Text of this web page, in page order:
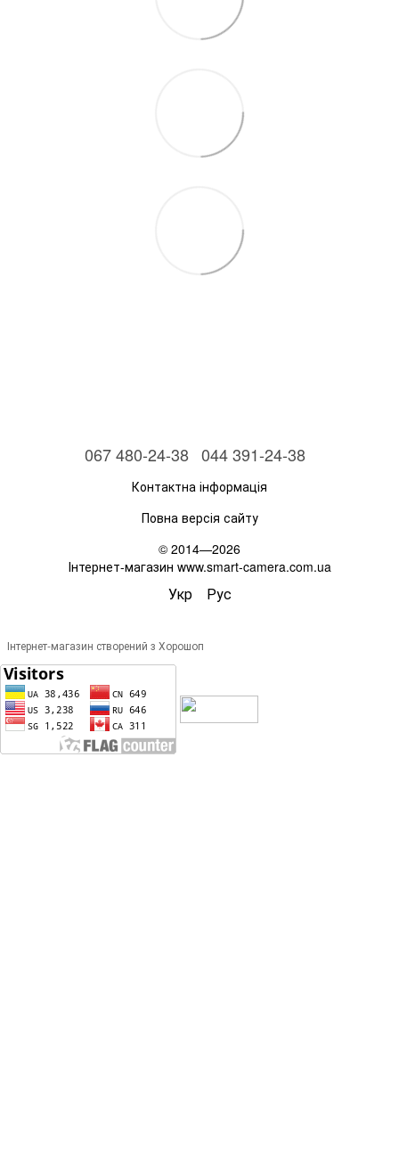
067 480-24-38 044 391-24-38
Контактна інформація
Повна версія сайту
© 2014—2026
Інтернет-магазин www.smart-camera.com.ua
Укр Рус
Інтернет-магазин створений з Хорошоп